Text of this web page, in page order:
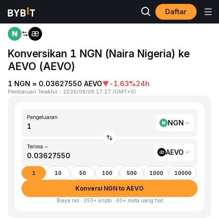
Daftar
Beranda
Konversikan 1 NGN (Naira Nigeria) ke
AEVO (AEVO)
1 NGN ≈ 0.03627550 AEVO▼-1.63%24h
Pembaruan Terakhir ： 2026/08/08 17:27 (GMT+0)
Pengeluaran
NGN
Terima ~
AEVO
1 10 50 100 500 1000 10000
Konversi NGN to AEVO
Biaya nol · 350+ kripto · 40+ mata uang fiat